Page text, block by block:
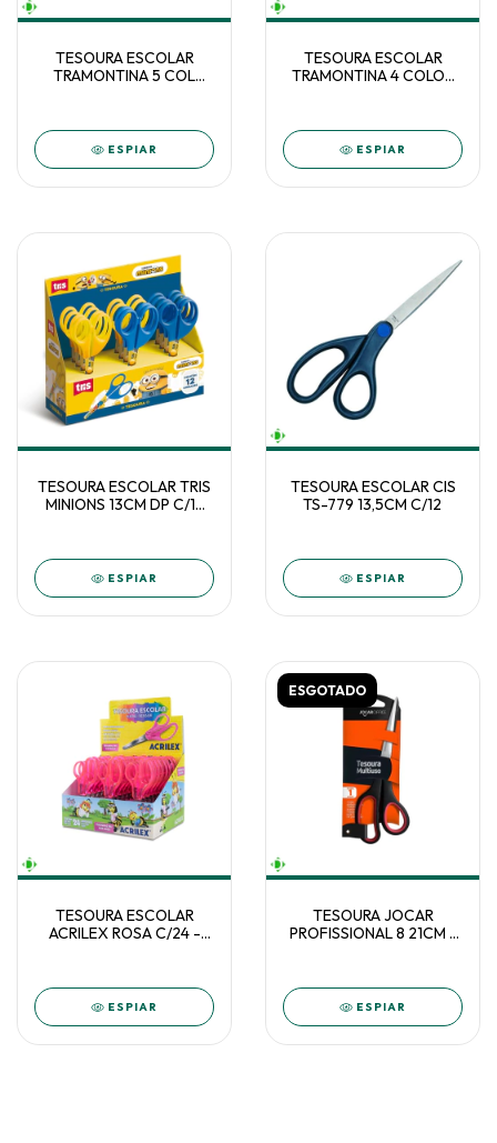
TESOURA ESCOLAR
TRAMONTINA 5 COL
ESPIAR
TESOURA ESCOLAR
TRAMONTINA 4 COLOR
ESPIAR
TESOURA ESCOLAR TRIS
MINIONS 13CM DP C/12
ESPIAR
TESOURA ESCOLAR CIS
TS-779 13,5CM C/12
ESPIAR
TESOURA ESCOLAR
ACRILEX ROSA C/24 -
ESPIAR
ESGOTADO
TESOURA JOCAR
PROFISSIONAL 8 21CM -
ESPIAR